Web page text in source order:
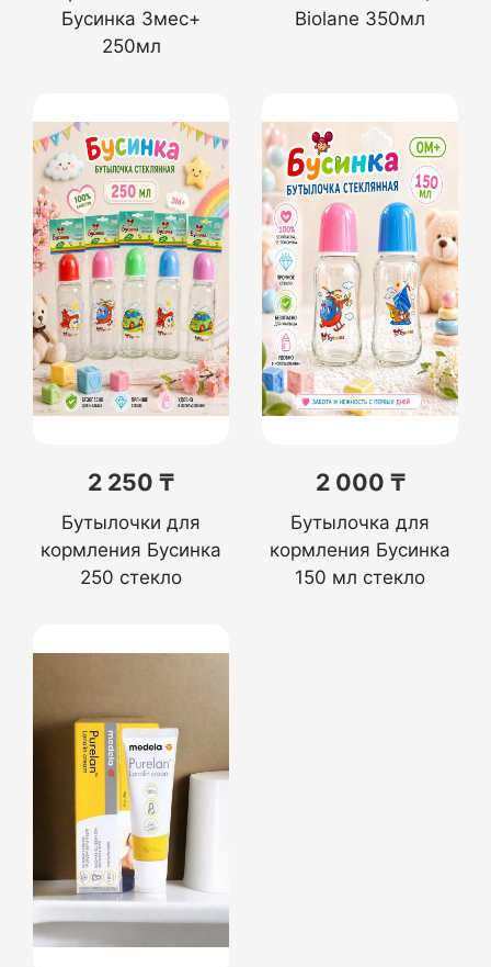
Бусинка 3мес+
250мл
Biolane 350мл
2 250 ₸
Бутылочки для
кормления Бусинка
250 стекло
2 000 ₸
Бутылочка для
кормления Бусинка
150 мл стекло